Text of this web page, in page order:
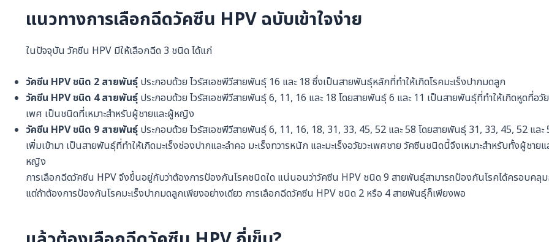
แนวทางการเลือกฉีดวัคซีน HPV ฉบับเข้าใจง่าย
ในปัจจุบัน วัคซีน HPV มีให้เลือกฉีด 3 ชนิด ได้แก่
วัคซีน HPV ชนิด 2 สายพันธุ์ ประกอบด้วย ไวรัสเอชพีวีสายพันธุ์ 16 และ 18 ซึ่งเป็นสายพันธุ์หลักที่ทำให้เกิดโรคมะเร็งปากมดลูก
วัคซีน HPV ชนิด 4 สายพันธุ์ ประกอบด้วย ไวรัสเอชพีวีสายพันธุ์ 6, 11, 16 และ 18 โดยสายพันธุ์ 6 และ 11 เป็นสายพันธุ์ที่ทำให้เกิดหูดที่อวัย
เพศ เป็นชนิดที่เหมาะสำหรับผู้ชายและผู้หญิง
วัคซีน HPV ชนิด 9 สายพันธุ์ ประกอบด้วย ไวรัสเอชพีวีสายพันธุ์ 6, 11, 16, 18, 31, 33, 45, 52 และ 58 โดยสายพันธุ์ 31, 33, 45, 52 และ
เพิ่มเข้ามา เป็นสายพันธุ์ที่ทำให้เกิดมะเร็งช่องปากและลำคอ มะเร็งทวารหนัก และมะเร็งอวัยวะเพศชาย วัคซีนชนิดนี้จึงเหมาะสำหรับทั้งผู้ชายแ
หญิง
การเลือกฉีดวัคซีน HPV จึงขึ้นอยู่กับว่าต้องการป้องกันโรคชนิดใด แน่นอนว่าวัคซีน HPV ชนิด 9 สายพันธุ์สามารถป้องกันโรคได้ครอบคลุม
แต่ถ้าต้องการป้องกันโรคมะเร็งปากมดลูกเพียงอย่างเดียว การเลือกฉีดวัคซีน HPV ชนิด 2 หรือ 4 สายพันธ์ุก็เพียงพอ